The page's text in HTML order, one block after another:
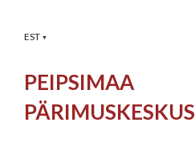
EST ▼
PEIPSIMAA
PÄRIMUSKESKUS